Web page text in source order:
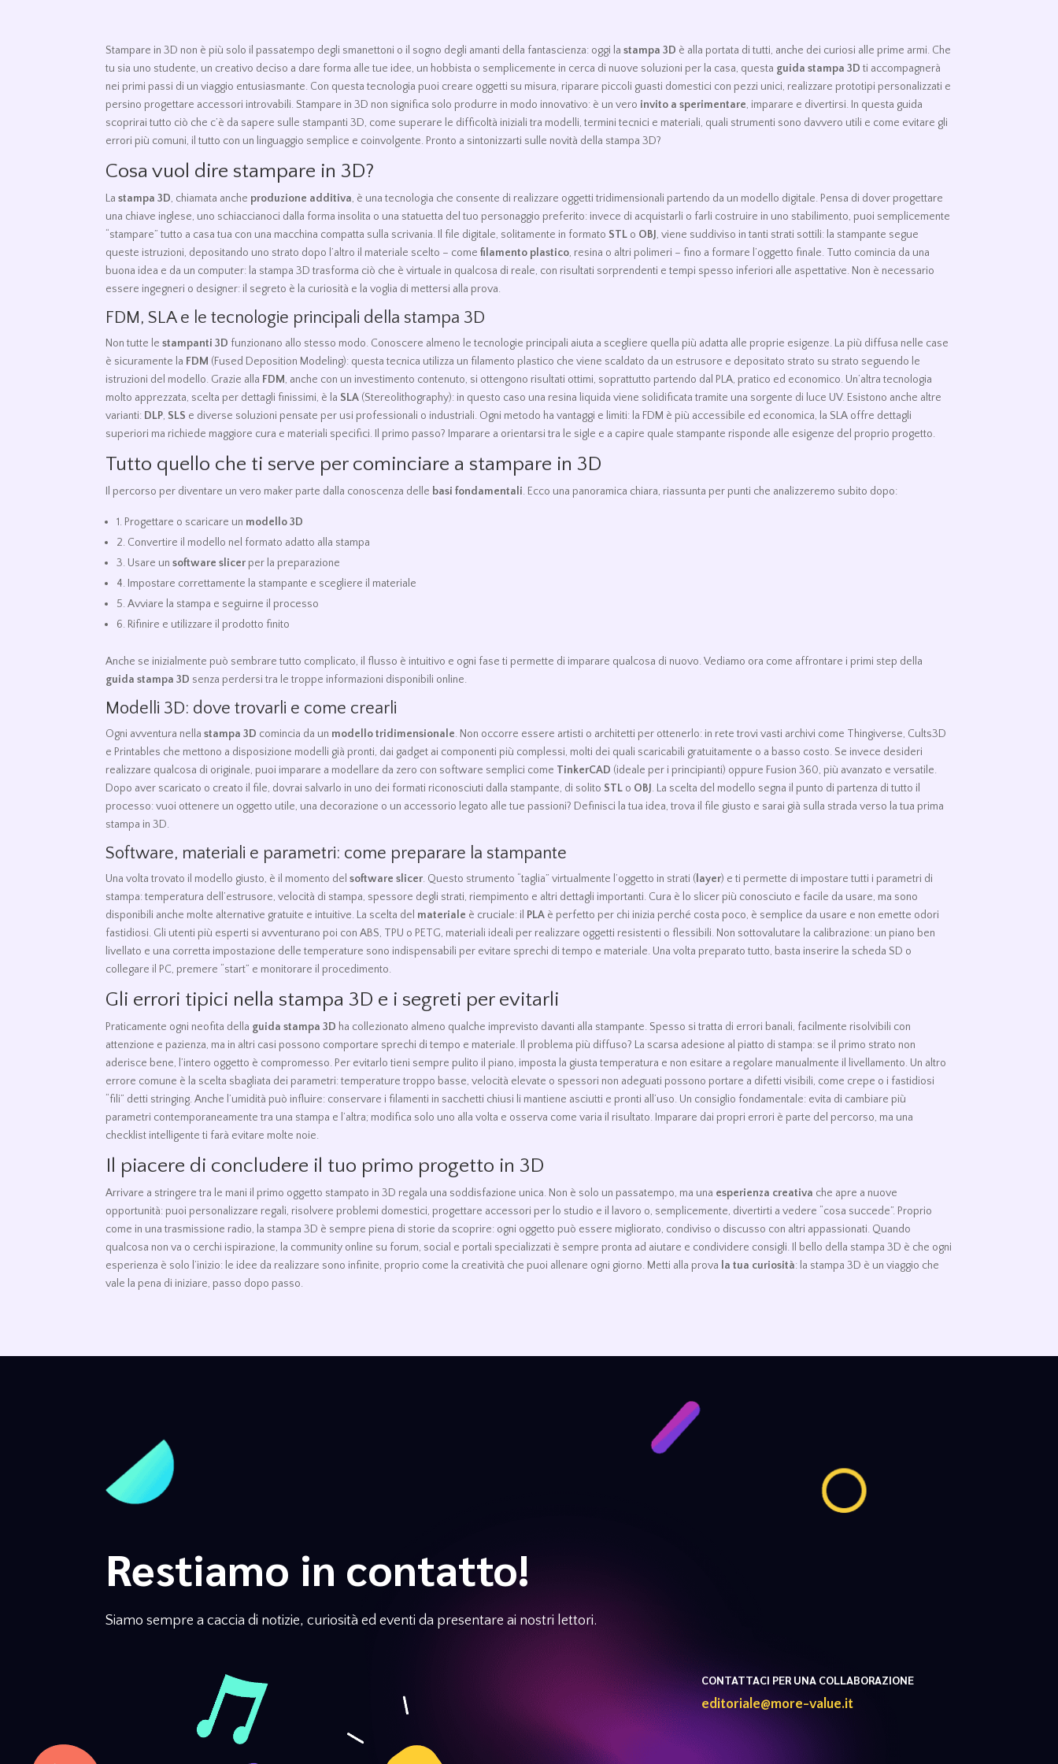
Stampare in 3D non è più solo il passatempo degli smanettoni o il sogno degli amanti della fantascienza: oggi lastampa 3D è alla portata di tutti, anche dei curiosi alle prime armi. Che
tu sia uno studente, un creativo deciso a dare forma alle tue idee, un hobbista o semplicemente in cerca di nuove soluzioni per la casa, questa guida stampa 3D ti accompagnerà
nei primi passi di un viaggio entusiasmante. Con questa tecnologia puoi creare oggetti su misura, riparare piccoli guasti domestici con pezzi unici, realizzare prototipi personalizzati e
persino progettare accessori introvabili. Stampare in 3D non significa solo produrre in modo innovativo: è un vero invito a sperimentare, imparare e divertirsi. In questa guida
scoprirai tutto ciò che c’è da sapere sulle stampanti 3D, come superare le difficoltà iniziali tra modelli, termini tecnici e materiali, quali strumenti sono davvero utili e come evitare gli
errori più comuni, il tutto con un linguaggio semplice e coinvolgente. Pronto a sintonizzarti sulle novità della stampa 3D?
Cosa vuol dire stampare in 3D?
Lastampa 3D, chiamata anche produzione additiva, è una tecnologia che consente di realizzare oggetti tridimensionali partendo da un modello digitale. Pensa di dover progettare
una chiave inglese, uno schiaccianoci dalla forma insolita o una statuetta del tuo personaggio preferito: invece di acquistarli o farli costruire in uno stabilimento, puoi semplicemente
“stampare” tutto a casa tua con una macchina compatta sulla scrivania. Il file digitale, solitamente in formato STL o OBJ , viene suddiviso in tanti strati sottili: la stampante segue
queste istruzioni, depositando uno strato dopo l’altro il materiale scelto – comefilamento plastico, resina o altri polimeri – fino a formare l’oggetto finale. Tutto comincia da una
buona idea e da un computer: la stampa 3D trasforma ciò che è virtuale in qualcosa di reale, con risultati sorprendenti e tempi spesso inferiori alle aspettative. Non è necessario
essere ingegneri o designer: il segreto è la curiosità e la voglia di mettersi alla prova.
FDM, SLA e le tecnologie principali della stampa 3D
Non tutte lestampanti 3D funzionano allo stesso modo. Conoscere almeno le tecnologie principali aiuta a scegliere quella più adatta alle proprie esigenze. La più diffusa nelle case
è sicuramente la FDM (Fused Deposition Modeling): questa tecnica utilizza un filamento plastico che viene scaldato da un estrusore e depositato strato su strato seguendo le
istruzioni del modello. Grazie alla FDM, anche con un investimento contenuto, si ottengono risultati ottimi, soprattutto partendo dal PLA, pratico ed economico. Un’altra tecnologia
molto apprezzata, scelta per dettagli finissimi, è la SLA (Stereolithography): in questo caso una resina liquida viene solidificata tramite una sorgente di luce UV. Esistono anche altre
varianti: DLP, SLS e diverse soluzioni pensate per usi professionali o industriali. Ogni metodo ha vantaggi e limiti: la FDM è più accessibile ed economica, la SLA offre dettagli
superiori ma richiede maggiore cura e materiali specifici. Il primo passo? Imparare a orientarsi tra le sigle e a capire quale stampante risponde alle esigenze del proprio progetto.
Tutto quello che ti serve per cominciare a stampare in 3D
Il percorso per diventare un vero maker parte dalla conoscenza delle basi fondamentali. Ecco una panoramica chiara, riassunta per punti che analizzeremo subito dopo:
1. Progettare o scaricare un modello 3D
2. Convertire il modello nel formato adatto alla stampa
3. Usare unsoftware slicer per la preparazione
4. Impostare correttamente la stampante e scegliere il materiale
5. Avviare la stampa e seguirne il processo
6. Rifinire e utilizzare il prodotto finito
Anche se inizialmente può sembrare tutto complicato, il flusso è intuitivo e ogni fase ti permette di imparare qualcosa di nuovo. Vediamo ora come affrontare i primi step della
guida stampa 3D senza perdersi tra le troppe informazioni disponibili online.
Modelli 3D: dove trovarli e come crearli
Ogni avventura nellastampa 3D comincia da un modello tridimensionale. Non occorre essere artisti o architetti per ottenerlo: in rete trovi vasti archivi come Thingiverse, Cults3D
e Printables che mettono a disposizione modelli già pronti, dai gadget ai componenti più complessi, molti dei quali scaricabili gratuitamente o a basso costo. Se invece desideri
realizzare qualcosa di originale, puoi imparare a modellare da zero con software semplici come TinkerCAD (ideale per i principianti) oppure Fusion 360, più avanzato e versatile.
Dopo aver scaricato o creato il file, dovrai salvarlo in uno dei formati riconosciuti dalla stampante, di solito STL o OBJ . La scelta del modello segna il punto di partenza di tutto il
processo: vuoi ottenere un oggetto utile, una decorazione o un accessorio legato alle tue passioni? Definisci la tua idea, trova il file giusto e sarai già sulla strada verso la tua prima
stampa in 3D.
Software, materiali e parametri: come preparare la stampante
Una volta trovato il modello giusto, è il momento delsoftware slicer. Questo strumento “taglia” virtualmente l’oggetto in strati ( layer) e ti permette di impostare tutti i parametri di
stampa: temperatura dell’estrusore, velocità di stampa, spessore degli strati, riempimento e altri dettagli importanti. Cura è lo slicer più conosciuto e facile da usare, ma sono
disponibili anche molte alternative gratuite e intuitive. La scelta del materiale è cruciale: il PLA è perfetto per chi inizia perché costa poco, è semplice da usare e non emette odori
fastidiosi. Gli utenti più esperti si avventurano poi con ABS, TPU o PETG, materiali ideali per realizzare oggetti resistenti o flessibili. Non sottovalutare la calibrazione: un piano ben
livellato e una corretta impostazione delle temperature sono indispensabili per evitare sprechi di tempo e materiale. Una volta preparato tutto, basta inserire la scheda SD o
collegare il PC, premere “start” e monitorare il procedimento.
Gli errori tipici nella stampa 3D e i segreti per evitarli
Praticamente ogni neofita della guida stampa 3D ha collezionato almeno qualche imprevisto davanti alla stampante. Spesso si tratta di errori banali, facilmente risolvibili con
attenzione e pazienza, ma in altri casi possono comportare sprechi di tempo e materiale. Il problema più diffuso? La scarsa adesione al piatto di stampa: se il primo strato non
aderisce bene, l’intero oggetto è compromesso. Per evitarlo tieni sempre pulito il piano, imposta la giusta temperatura e non esitare a regolare manualmente il livellamento. Un altro
errore comune è la scelta sbagliata dei parametri: temperature troppo basse, velocità elevate o spessori non adeguati possono portare a difetti visibili, come crepe o i fastidiosi
“fili” detti stringing. Anche l’umidità può influire: conservare i filamenti in sacchetti chiusi li mantiene asciutti e pronti all’uso. Un consiglio fondamentale: evita di cambiare più
parametri contemporaneamente tra una stampa e l’altra; modifica solo uno alla volta e osserva come varia il risultato. Imparare dai propri errori è parte del percorso, ma una
checklist intelligente ti farà evitare molte noie.
Il piacere di concludere il tuo primo progetto in 3D
Arrivare a stringere tra le mani il primo oggetto stampato in 3D regala una soddisfazione unica. Non è solo un passatempo, ma una esperienza creativa che apre a nuove
opportunità: puoi personalizzare regali, risolvere problemi domestici, progettare accessori per lo studio e il lavoro o, semplicemente, divertirti a vedere “cosa succede”. Proprio
come in una trasmissione radio, la stampa 3D è sempre piena di storie da scoprire: ogni oggetto può essere migliorato, condiviso o discusso con altri appassionati. Quando
qualcosa non va o cerchi ispirazione, la community online su forum, social e portali specializzati è sempre pronta ad aiutare e condividere consigli. Il bello della stampa 3D è che ogni
esperienza è solo l’inizio: le idee da realizzare sono infinite, proprio come la creatività che puoi allenare ogni giorno. Metti alla prova la tua curiosità: la stampa 3D è un viaggio che
vale la pena di iniziare, passo dopo passo.
Restiamo in contatto!
Siamo sempre a caccia di notizie, curiosità ed eventi da presentare ai nostri lettori.
CONTATTACI PER UNA COLLABORAZIONE
editoriale@more-value.it